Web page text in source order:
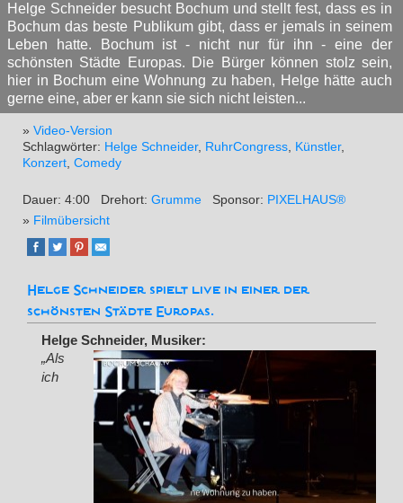
Helge Schneider besucht Bochum und stellt fest, dass es in
Bochum das beste Publikum gibt, dass er jemals in seinem
Leben hatte. Bochum ist - nicht nur für ihn - eine der
schönsten Städte Europas. Die Bürger können stolz sein,
hier in Bochum eine Wohnung zu haben, Helge hätte auch
gerne eine, aber er kann sie sich nicht leisten...
» Video-Version
Schlagwörter: Helge Schneider, RuhrCongress, Künstler,
Konzert, Comedy
Dauer: 4:00 Drehort: Grumme Sponsor: PIXELHAUS®
» Filmübersicht
Helge Schneider spielt live in einer der
schönsten Städte Europas.
Helge Schneider, Musiker:
„Als
ich